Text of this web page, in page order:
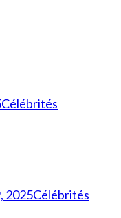
Célébrités
2025Célébrités